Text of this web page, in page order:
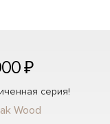
₽
серия!
Wood